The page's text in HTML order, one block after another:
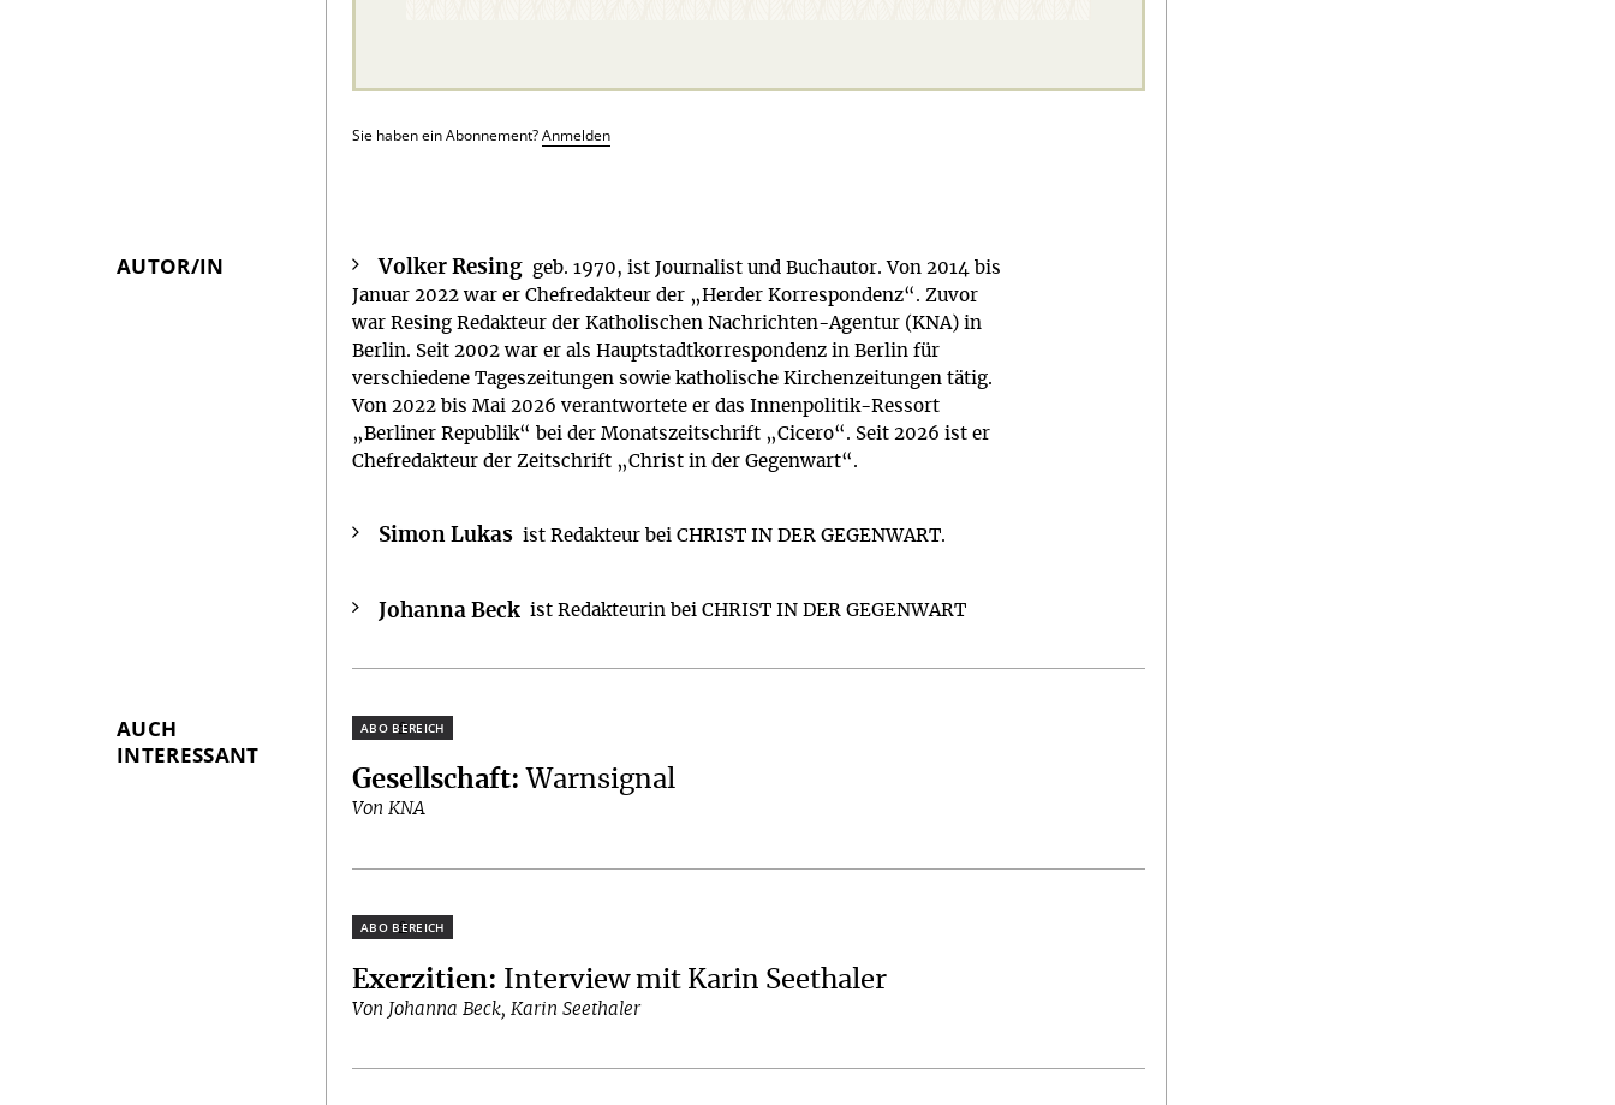
Sie haben ein Abonnement?Anmelden
Überschrift
AUTOR/IN Volker Resing geb. 1970, ist Journalist und Buchautor. Von 2014 bis
Januar 2022 war er Chefredakteur der „Herder Korrespondenz“. Zuvor
war Resing Redakteur der Katholischen Nachrichten-Agentur (KNA) in
Berlin. Seit 2002 war er als Hauptstadtkorrespondenz in Berlin für
verschiedene Tageszeitungen sowie katholische Kirchenzeitungen tätig.
Von 2022 bis Mai 2026 verantwortete er das Innenpolitik-Ressort
„Berliner Republik“ bei der Monatszeitschrift „Cicero“. Seit 2026 ist er
Chefredakteur der Zeitschrift „Christ in der Gegenwart“.
Simon Lukas ist Redakteur bei CHRIST IN DER GEGENWART.
Johanna Beck ist Redakteurin bei CHRIST IN DER GEGENWART
AUCH
INTERESSANT
Plus
Gesellschaft: Warnsignal
Von KNA
Plus
Exerzitien: Interview mit Karin Seethaler
Von Johanna Beck, Karin Seethaler